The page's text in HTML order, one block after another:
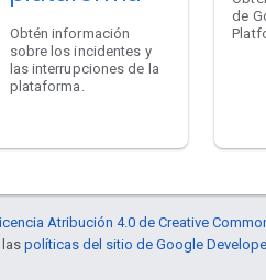
Obtén información
sobre los incidentes y
las interrupciones de la
plataforma.
de
licencia Atribución 4.0 de Creative
las políticas del sitio de Google